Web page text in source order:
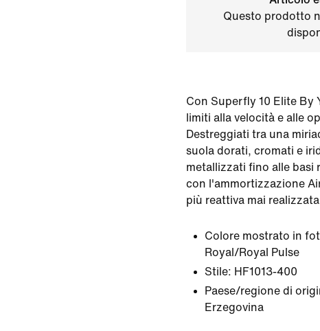
Questo prodotto
Con Superfly 10 Elite By
limiti alla velocità e alle
Destreggiati tra una
suola dorati, cromati e
metallizzati fino alle basi
con l'ammortizzazione
più reattiva mai
Colore mostrato in
Royal/Royal Pulse
Stile: HF1013-400
Paese/regione di
Erzegovina